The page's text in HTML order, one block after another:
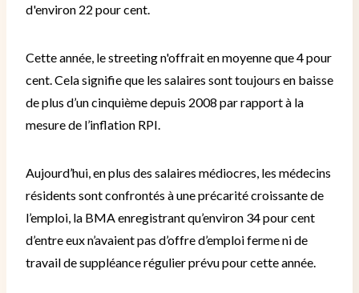
d'environ 22 pour cent.
Cette année, le streeting n'offrait en moyenne que 4 pour
cent. Cela signifie que les salaires sont toujours en baisse
de plus d’un cinquième depuis 2008 par rapport à la
mesure de l’inflation RPI.
Aujourd’hui, en plus des salaires médiocres, les médecins
résidents sont confrontés à une précarité croissante de
l’emploi, la BMA enregistrant qu’environ 34 pour cent
d’entre eux n’avaient pas d’offre d’emploi ferme ni de
travail de suppléance régulier prévu pour cette année.